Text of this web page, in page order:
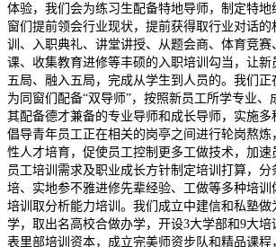
体验，我们会为练习生配备特地导师，制定特地
窗们提前领会行业现状，提前获得取行业对话的
训、入职典礼、讲堂讲授、从题会商、体育竞
课、收集教育进修等丰硕的入职培训勾当，让新
五局、融入五局，完成从学生到人员的。我们
为同窗们配备“双导师”，按照新员工所学专业、
其配备德才兼备的专业导师和成长导师，实施多
倡导青年员工正在相关的岗亭之间进行轮岗熬
性人才培育，促使员工控制更多工做技术，加
员工培训需求及职业成长方针制定培训打算，
培、实地参不雅进修先辈经验、工做等多种培训
培训取分析能力培训。我们成立中建信和私塾做
学，取出名高校合做办学，开设3大学部和9大
表里部培训资本，成立完美师资步队和精品课程